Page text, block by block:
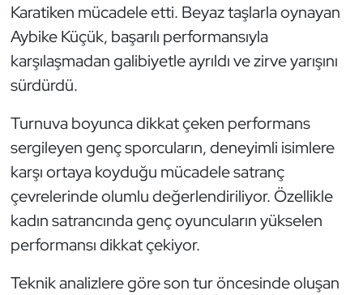
Karatiken mücadele etti. Beyaz taşlarla oynayan
Aybike Küçük, başarılı performansıyla
karşılaşmadan galibiyetle ayrıldı ve zirve yarışını
sürdürdü.
Turnuva boyunca dikkat çeken performans
sergileyen genç sporcuların, deneyimli isimlere
karşı ortaya koyduğu mücadele satranç
çevrelerinde olumlu değerlendiriliyor. Özellikle
kadın satrancında genç oyuncuların yükselen
performansı dikkat çekiyor.
Teknik analizlere göre son tur öncesinde oluşan
Oryantiring
Özel Sporcular
Ragbi
Satranç
Su Topu